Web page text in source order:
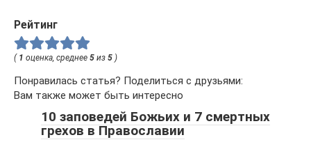
Рейтинг
( 1 оценка, среднее 5 из 5 )
Понравилась статья? Поделиться с друзьями:
Вам также может быть интересно
10 заповедей Божьих и 7 смертных
грехов в Православии